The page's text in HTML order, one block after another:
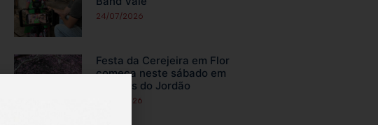
24/07/2026
Festa da Cerejeira em Flor
começa neste sábado em
Campos do Jordão
23/07/2026